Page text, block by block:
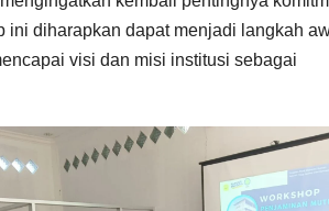
diharapkan dapat menjadi langkah
visi dan misi institusi sebagai